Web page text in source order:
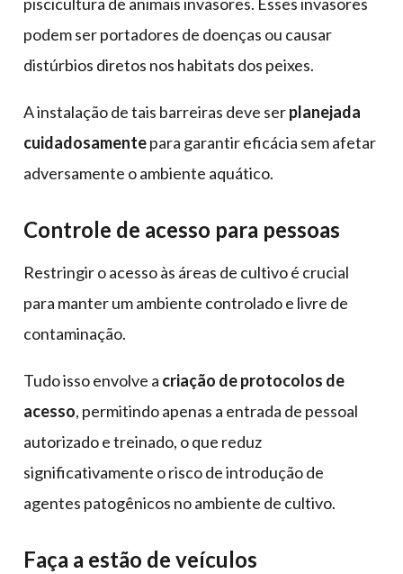
piscicultura de animais invasores. Esses invasores
podem ser portadores de doenças ou causar
distúrbios diretos nos habitats dos peixes.
A instalação de tais barreiras deve serplanejada
cuidadosamentepara garantir eficácia sem afetar
adversamente o ambiente aquático.
Controle de acesso para pessoas
Restringir o acesso às áreas de cultivo é crucial
para manter um ambiente controlado e livre de
contaminação.
Tudo isso envolve a criação de protocolos de
acesso, permitindo apenas a entrada de pessoal
autorizado e treinado, o que reduz
significativamente o risco de introdução de
agentes patogênicos no ambiente de cultivo.
Faça a estão de veículos